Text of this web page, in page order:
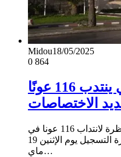
Midou18/05/2025
0 864
البنك المركزي التونسي ينتدب 116 عونًا
الاختصاصات
البنك المركزي التونسي يفتح مناظرة لانتداب 116 عونا في
عديد الاختصاصات، على أن تفتح فترة التسجيل يوم الإثنين 19
ماي…